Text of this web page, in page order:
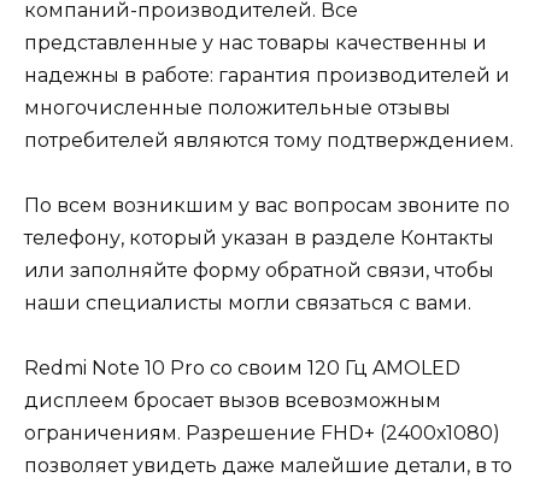
компаний-производителей. Все
представленные у нас товары качественны и
надежны в работе: гарантия производителей и
многочисленные положительные отзывы
потребителей являются тому подтверждением.
По всем возникшим у вас вопросам звоните по
телефону, который указан в разделе Контакты
или заполняйте форму обратной связи, чтобы
наши специалисты могли связаться с вами.
Redmi Note 10 Pro со своим 120 Гц AMOLED
дисплеем бросает вызов всевозможным
ограничениям. Разрешение FHD+ (2400х1080)
позволяет увидеть даже малейшие детали, в то